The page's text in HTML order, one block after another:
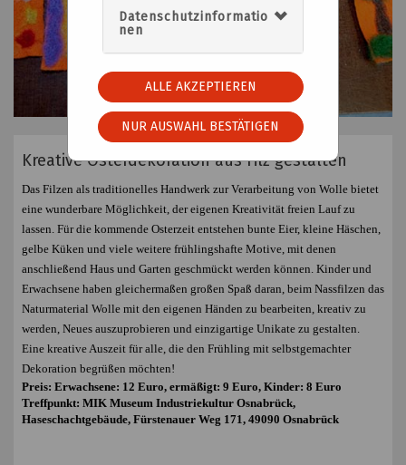
Datenschutzinformatio
nen
ALLE AKZEPTIEREN
NUR AUSWAHL BESTÄTIGEN
Kreative Osterdekoration aus Filz gestalten
Das Filzen als traditionelles Handwerk zur Verarbeitung von Wolle bietet
eine wunderbare Möglichkeit, der eigenen Kreativität freien Lauf zu
lassen. Für die kommende Osterzeit entstehen bunte Eier, kleine Häschen,
gelbe Küken und viele weitere frühlingshafte Motive, mit denen
anschließend Haus und Garten geschmückt werden können. Kinder und
Erwachsene haben gleichermaßen großen Spaß daran, beim Nassfilzen das
Naturmaterial Wolle mit den eigenen Händen zu bearbeiten, kreativ zu
werden, Neues auszuprobieren und einzigartige Unikate zu gestalten.
Eine kreative Auszeit für alle, die den Frühling mit selbstgemachter
Dekoration begrüßen möchten!
Preis: Erwachsene: 12 Euro, ermäßigt: 9 Euro, Kinder: 8 Euro
Treffpunkt: MIK Museum Industriekultur Osnabrück,
Haseschachtgebäude, Fürstenauer Weg 171, 49090 Osnabrück